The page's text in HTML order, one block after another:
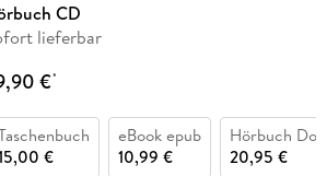
CD
lieferbar
€*
€
eBook epub
10,99 €
Hörbuch
20,95 €